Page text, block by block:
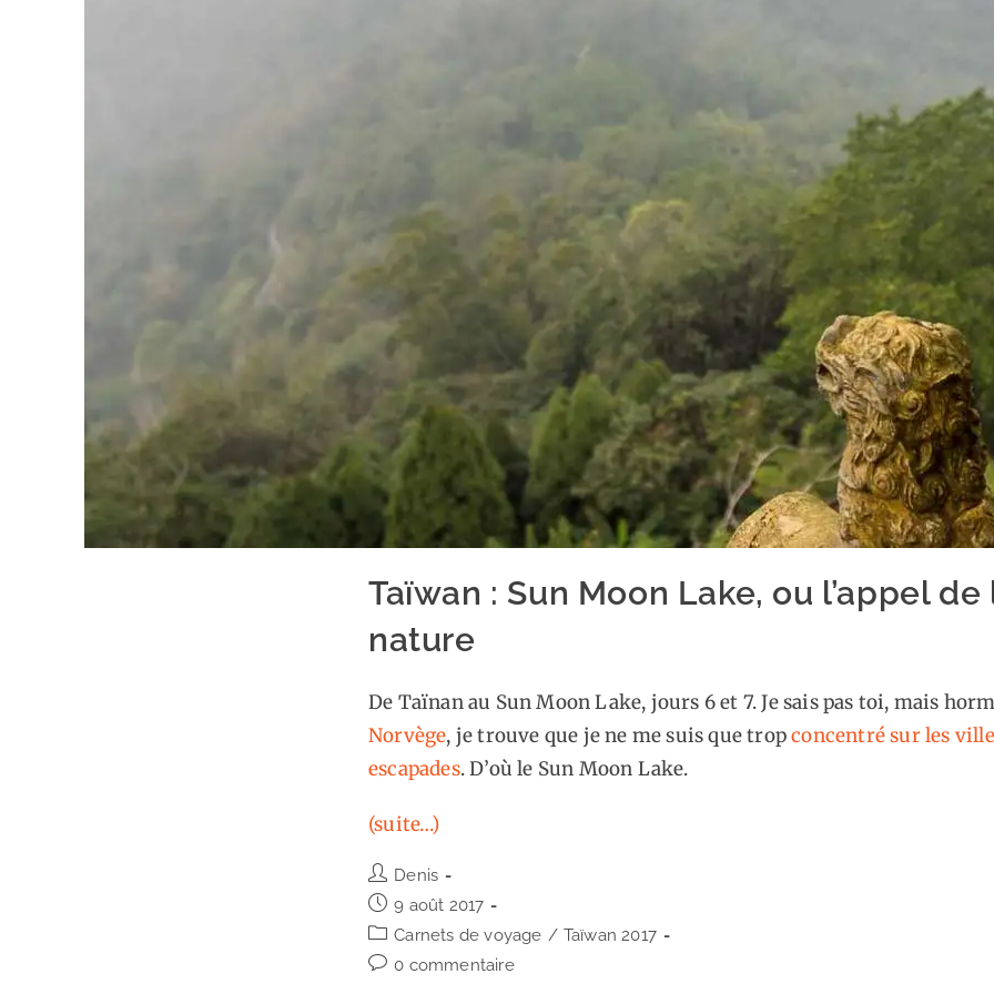
Taïwan : Sun Moon Lake, ou l’appel de
nature
De Taïnan au Sun Moon Lake, jours 6 et 7. Je sais pas toi, mais
Norvège, je trouve que je ne me suis que tropconcentrésur les
escapades. D’où le Sun Moon Lake.
(suite…)
Auteur/autrice
de
publication :
Denis
Publication
publiée :
9 août 2017
Post
category:
Carnets de voyage / Taïwan 2017
Commentaires
0 commentaire